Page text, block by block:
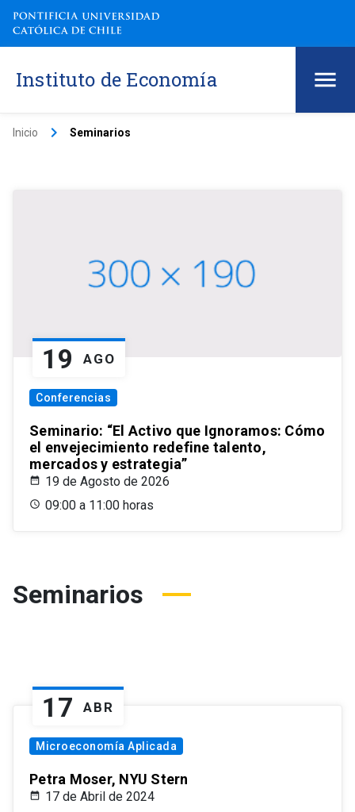
Instituto de Economía
Inicio keyboard_arrow_right Seminarios
19 AGO
Conferencias
Seminario: “El Activo que Ignoramos: Cómo
el envejecimiento redefine talento,
mercados y estrategia”
19 de Agosto de 2026
09:00 a 11:00 horas
Seminarios
17 ABR
Microeconomía Aplicada
Petra Moser, NYU Stern
17 de Abril de 2024